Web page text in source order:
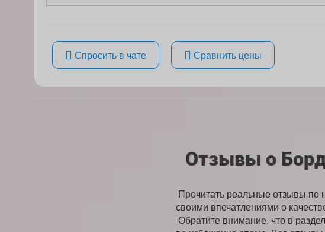
Спросить в чате Сравнить цены
Отзывы о
Прочитать реальные отзывы по
своими впечатлениями о
Обратите внимание, что в